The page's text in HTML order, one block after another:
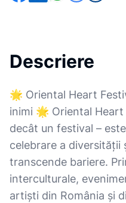
Descriere
🌟 Oriental Heart
inimi 🌟 Oriental
decât un festival –
celebrare a diversității
transcende bariere.
interculturale,
artiști din România și